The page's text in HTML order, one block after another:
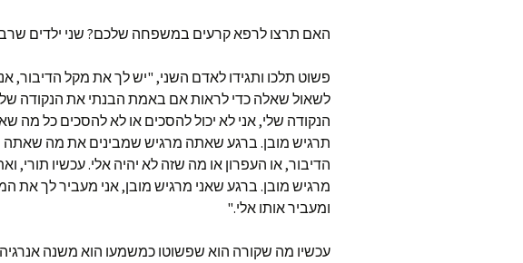
האם תרצו לרפא קרעים במשפחה שלכם? שני ילדים
פשוט תלכו ותגידו לאדם השני, "יש לך את מקל הדיבור, אני
לשאול שאלה כדי לראות אם באמת הבנתי את הנקודה
הנקודה שלי, אני לא יכול להסכים או לא להסכים כל מה
תרגיש מובן. ברגע שאתה מרגיש שמבינים את מה
הדיבור, או העפרון או מה שזה לא יהיה אלי. עכשיו
מרגיש מובן. ברגע שאני מרגיש מובן, אני מעביר לך את
ומעביר אותו אלי."
עכשיו מה שקורה הוא שפשוטו כמשמעו הוא משנה אנרגיה